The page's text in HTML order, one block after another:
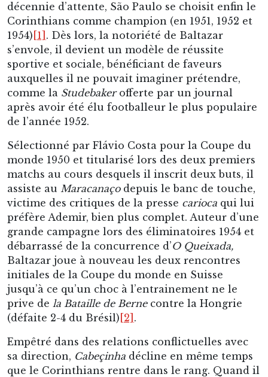
décennie d’attente, São Paulo se choisit enfin le
Corinthians comme champion (en 1951, 1952 et
1954) [1] . Dès lors, la notoriété de Baltazar
s’envole, il devient un modèle de réussite
sportive et sociale, bénéficiant de faveurs
auxquelles il ne pouvait imaginer prétendre,
comme la Studebakerofferte par un journal
après avoir été élu footballeur le plus populaire
de l’année 1952.
Sélectionné par Flávio Costa pour la Coupe du
monde 1950 et titularisé lors des deux premiers
matchs au cours desquels il inscrit deux buts, il
assiste au Maracanaçodepuis le banc de touche,
victime des critiques de la presse carioca qui lui
préfère Ademir, bien plus complet. Auteur d’une
grande campagne lors des éliminatoires 1954 et
débarrassé de la concurrence d’O Queixada,
Baltazar joue à nouveau les deux rencontres
initiales de la Coupe du monde en Suisse
jusqu’à ce qu’un choc à l’entrainement ne le
prive de la Bataille de Bernecontre la Hongrie
(défaite 2-4 du Brésil) [2] .
Empêtré dans des relations conflictuelles avec
sa direction, Cabeçinha décline en même temps
que le Corinthians rentre dans le rang. Quand il